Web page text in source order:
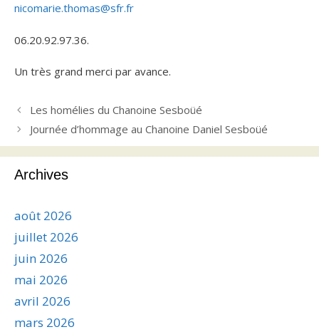
nicomarie.thomas@sfr.fr
06.20.92.97.36.
Un très grand merci par avance.
Les homélies du Chanoine Sesboüé
Journée d’hommage au Chanoine Daniel Sesboüé
Archives
août 2026
juillet 2026
juin 2026
mai 2026
avril 2026
mars 2026